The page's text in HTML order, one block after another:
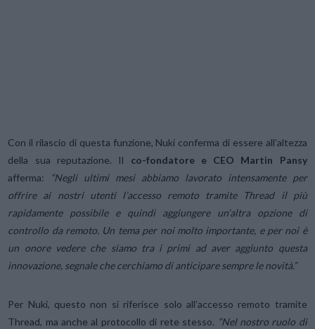
Con il rilascio di questa funzione, Nuki conferma di essere all’altezza
della sua reputazione. Il co-fondatore e CEO Martin Pansy
afferma:
“Negli ultimi mesi abbiamo lavorato intensamente per
offrire ai nostri utenti l’accesso remoto tramite Thread il più
rapidamente possibile e quindi aggiungere un’altra opzione di
controllo da remoto. Un tema per noi molto importante, e per noi è
un onore vedere che siamo tra i primi ad aver aggiunto questa
innovazione, segnale che cerchiamo di anticipare sempre le novità.”
Per Nuki, questo non si riferisce solo all’accesso remoto tramite
Thread, ma anche al protocollo di rete stesso. “Nel nostro ruolo di